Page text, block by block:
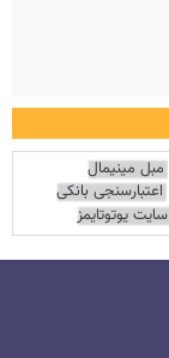
مبل مینیمال
اعتبارسنجی بانکی
سایت یوتوتایمز